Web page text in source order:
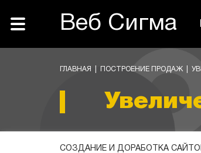
Веб Сигма
ГЛАВНАЯ ПОСТРОЕНИЕ ПРОДАЖ
СОЗДАНИЕ И ДОРАБОТКА